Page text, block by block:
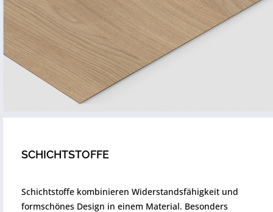
SCHICHTSTOFFE
Schichtstoffe kombinieren Widerstandsfähigkeit und
formschönes Design in einem Material. Besonders